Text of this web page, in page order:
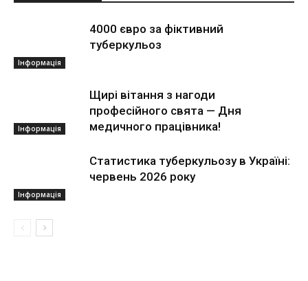
Інформація
4000 євро за фіктивний
туберкульоз
Інформація
Щирі вітання з нагоди
професійного свята — Дня
медичного працівника!
Інформація
Статистика туберкульозу в Україні:
червень 2026 року